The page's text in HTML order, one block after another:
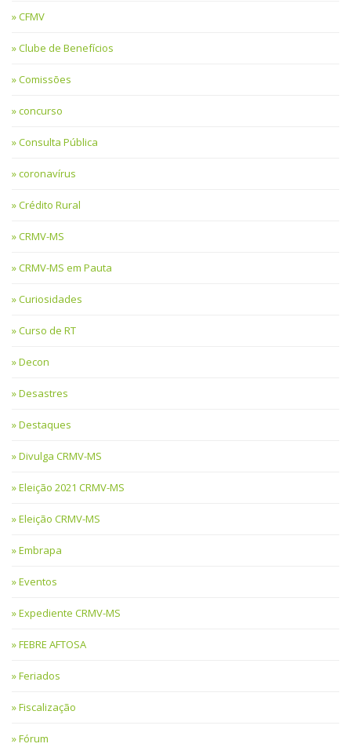
CFMV
Clube de Benefícios
Comissões
concurso
Consulta Pública
coronavírus
Crédito Rural
CRMV-MS
CRMV-MS em Pauta
Curiosidades
Curso de RT
Decon
Desastres
Destaques
Divulga CRMV-MS
Eleição 2021 CRMV-MS
Eleição CRMV-MS
Embrapa
Eventos
Expediente CRMV-MS
FEBRE AFTOSA
Feriados
Fiscalização
Fórum